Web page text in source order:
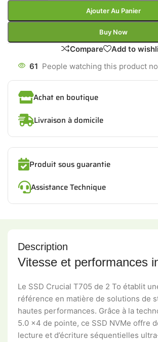
Ajouter Au Panier
Buy Now
Compare
Add to
61 People watching this product
Achat en boutique
Livraison à domicile
Produit sous guarantie
Assistance Technique
Description
Vitesse et performances
Le SSD Crucial T705 de 2 To établit
référence en matière de solutions de
hautes performances. Grâce à la
5.0 x4 de pointe, ce SSD NVMe offre
lecture et d’écriture séquentielles